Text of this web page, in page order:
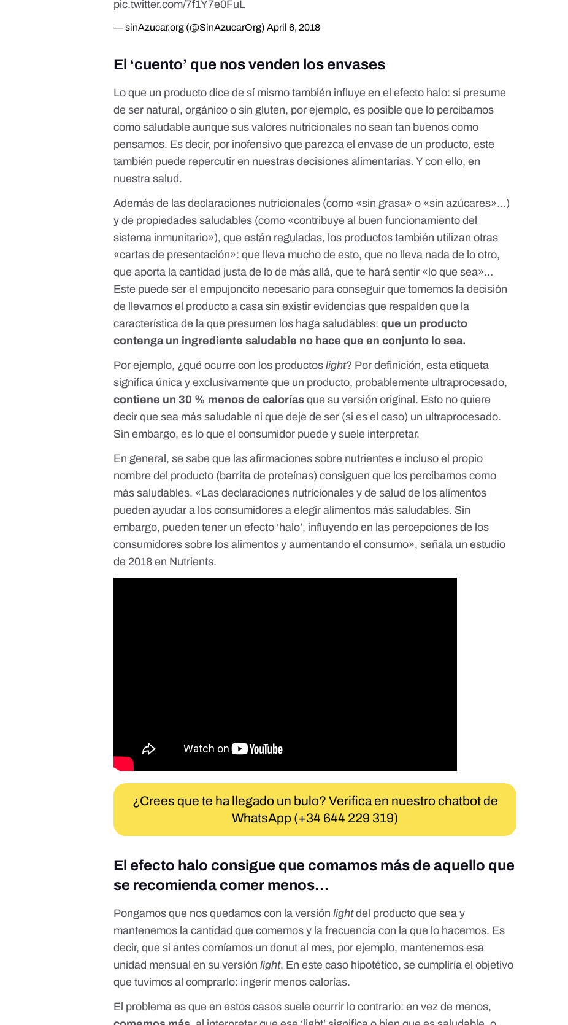
pic.twitter.com/7f1Y7e0FuL
— sinAzucar.org (@SinAzucarOrg)April 6, 2018
El ‘cuento’ que nos venden los envases
Lo que un producto dice de sí mismo también influye en el efecto halo: si presume
de ser natural, orgánico o sin gluten, por ejemplo, es posible que lo percibamos
como saludable aunque sus valores nutricionales no sean tan buenos como
pensamos. Es decir, por inofensivo que parezca el envase de un producto, este
también puede repercutir en nuestras decisiones alimentarias. Y con ello, en
nuestra salud.
Además de lasdeclaraciones nutricionales (como «sin grasa» o «sin azúcares»…)
y de propiedades saludables (como «contribuye al buen funcionamiento del
sistema inmunitario»), que están reguladas, los productos también utilizan otras
«cartas de presentación»: que lleva mucho de esto, que no lleva nada de lo otro,
que aporta la cantidad justa de lo de más allá, que te hará sentir «lo que sea»…
Este puede ser el empujoncito necesario para conseguir que tomemos la decisión
de llevarnos el producto a casa sin existir evidencias que respalden que la
característica de la que presumen los haga saludables:que un producto
contenga un ingrediente saludable no hace que en conjunto lo sea.
Por ejemplo, ¿qué ocurre con los productoslight? Por definición, esta etiqueta
significa única y exclusivamente que un producto, probablemente ultraprocesado,
contiene un 30 % menos de calorías que su versión original. Esto no quiere
decir que sea más saludable ni que deje de ser (si es el caso) un ultraprocesado.
Sin embargo, es lo que el consumidor puede y suele interpretar.
En general, se sabe que lasafirmaciones sobre nutrientes e incluso el propio
nombre del producto (barrita de proteínas)consiguen que los percibamos como
más saludables. «Las declaraciones nutricionales y de salud de los alimentos
pueden ayudar a los consumidores a elegir alimentos más saludables. Sin
embargo, pueden tener un efecto ‘halo’, influyendo en las percepciones de los
consumidores sobre los alimentos y aumentando el consumo», señala un estudio
de 2018 en Nutrients.
¿Crees que te ha llegado un bulo? Verifica en nuestro chatbot de
WhatsApp (+34 644 229 319)
El efecto halo consigue que comamos más de aquello que
se recomienda comer menos…
Pongamos que nos quedamos con la versiónlightdel producto que sea y
mantenemos la cantidad que comemos y la frecuencia con la que lo hacemos. Es
decir, que si antes comíamos un donut al mes, por ejemplo, mantenemos esa
unidad mensual en su versiónlight. En este caso hipotético, se cumpliría el objetivo
que tuvimos al comprarlo: ingerir menos calorías.
El problema es que en estos casos suele ocurrir lo contrario: en vez de menos,